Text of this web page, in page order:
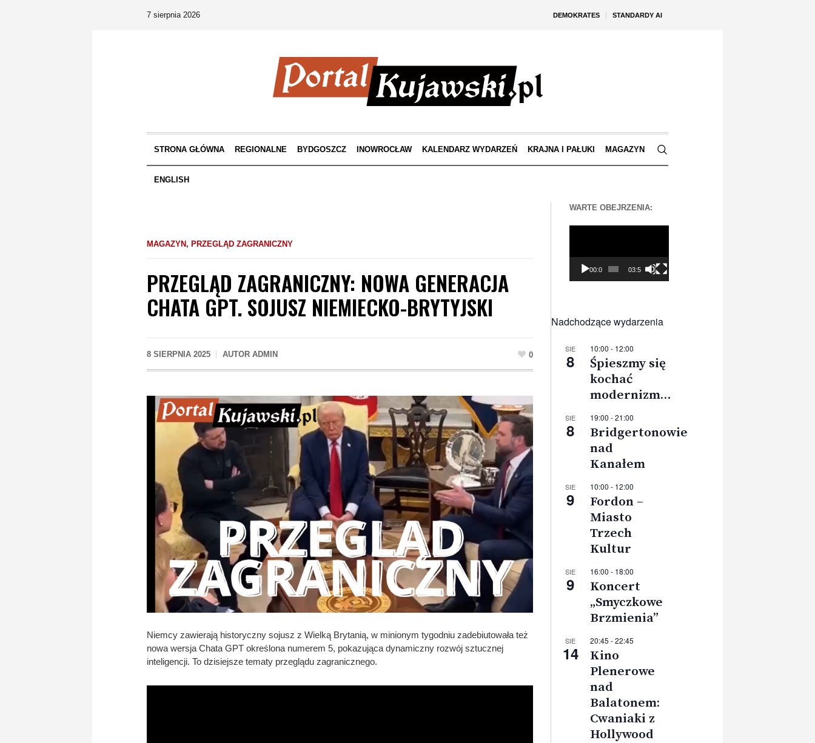
DEMOKRATES STANDARDY AI
7 sierpnia 2026
STRONA GŁÓWNA REGIONALNE BYDGOSZCZ INOWROCŁAW KALENDARZ WYDARZEŃ KRAJNA I PAŁUKI MAGAZYN
ENGLISH
MAGAZYN , PRZEGLĄD ZAGRANICZNY
PRZEGLĄD ZAGRANICZNY: NOWA GENERACJA
CHATA GPT. SOJUSZ NIEMIECKO-BRYTYJSKI
8 SIERPNIA 2025 AUTOR ADMIN 0
Niemcy zawierają historyczny sojusz z Wielką Brytanią, w minionym tygodniu zadebiutowała też
nowa wersja Chata GPT określona numerem 5, pokazująca dynamiczny rozwój sztucznej
inteligencji. To dzisiejsze tematy przeglądu zagranicznego.
WARTE OBEJRZENIA:
00:00 03:56
Nadchodzące wydarzenia
SIE
8
10:00 - 12:00
Śpieszmy się
kochać
modernizm…
SIE
8
19:00 -21:00
Bridgertonowie
nad
Kanałem
SIE
9
10:00 - 12:00
Fordon –
Miasto
Trzech
Kultur
SIE
9
16:00 - 18:00
Koncert
„Smyczkowe
Brzmienia”
SIE
14
20:45 -22:45
Kino
Plenerowe
nad
Balatonem:
Cwaniaki z
Hollywood